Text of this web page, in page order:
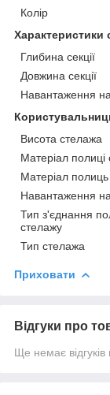
Колір
Характеристики
Глибина секції
Довжина секції
Навантаження
Висота стелажа
Матеріал полиці
Матеріал полиць
Навантаження
Тип з'єднання
стелажу
Тип стелажа
Приховати
Відгуки про
Ще немає